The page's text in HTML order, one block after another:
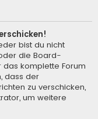
bist du nicht
die Board-
das komplette Forum
dass der
zu verschicken,
um weitere